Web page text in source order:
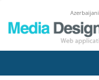
Azerbaijani